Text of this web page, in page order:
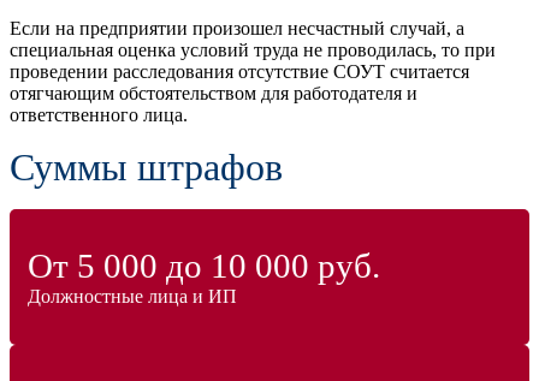
Если на предприятии произошел несчастный случай, а
специальная оценка условий труда не проводилась, то при
проведении расследования отсутствие СОУТ считается
отягчающим обстоятельством для работодателя и
ответственного лица.
Суммы штрафов
От 5 000 до 10 000 руб.
Должностные лица и ИП